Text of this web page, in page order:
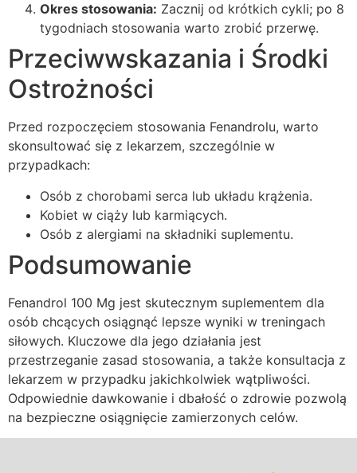
Okres stosowania: Zacznij od krótkich cykli; po 8
tygodniach stosowania warto zrobić przerwę.
Przeciwwskazania i Środki
Ostrożności
Przed rozpoczęciem stosowania Fenandrolu, warto
skonsultować się z lekarzem, szczególnie w
przypadkach:
Osób z chorobami serca lub układu krążenia.
Kobiet w ciąży lub karmiących.
Osób z alergiami na składniki suplementu.
Podsumowanie
Fenandrol 100 Mg jest skutecznym suplementem dla
osób chcących osiągnąć lepsze wyniki w treningach
siłowych. Kluczowe dla jego działania jest
przestrzeganie zasad stosowania, a także konsultacja z
lekarzem w przypadku jakichkolwiek wątpliwości.
Odpowiednie dawkowanie i dbałość o zdrowie pozwolą
na bezpieczne osiągnięcie zamierzonych celów.